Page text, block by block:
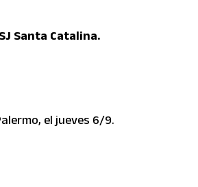
Santa Catalina.
el jueves 6/9.